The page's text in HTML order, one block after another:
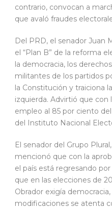
contrario, convocan a
que avaló fraudes
Del PRD, el senador Juan
el “Plan B” de la reforma
la democracia, los
militantes de los partidos
la Constitución y traiciona
izquierda. Advirtió que con
empleo al 85 por ciento
del Instituto Nacional
El senador del Grupo
mencionó que con la
el país está regresando
que en las elecciones de
Obrador exigía
modificaciones se atenta